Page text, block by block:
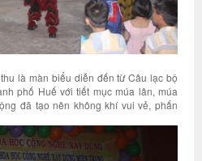
là màn biểu diễn đến từ Câu lạc bộ
phố Huế với tiết mục múa lân, múa
đã tạo nên không khí vui vẻ, phấn